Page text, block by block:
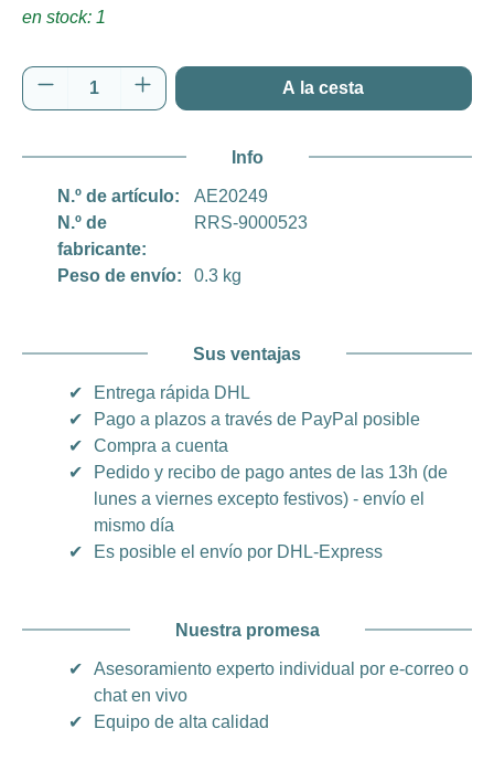
en stock: 1
Cantidad del producto: introduce la
A la cesta
Info
N.º de artículo:
AE20249
N.º de
fabricante:
RRS-9000523
Peso de envío: 0.3 kg
Sus ventajas
✔
Entrega rápida DHL
✔
Pago a plazos a través de PayPal posible
✔
Compra a cuenta
✔
Pedido y recibo de pago antes de las 13h (de
lunes a viernes excepto festivos) - envío el
mismo día
✔
Es posible el envío por DHL-Express
Nuestra promesa
✔
Asesoramiento experto individual por e-correo o
chat en vivo
✔
Equipo de alta calidad